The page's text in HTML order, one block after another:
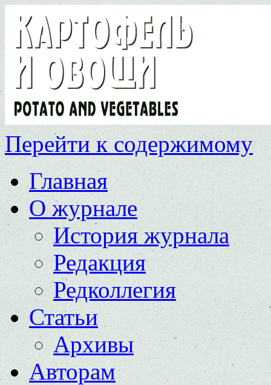
Перейти к содержимому
Главная
О журнале
История журнала
Редакция
Редколлегия
Статьи
Архивы
Авторам